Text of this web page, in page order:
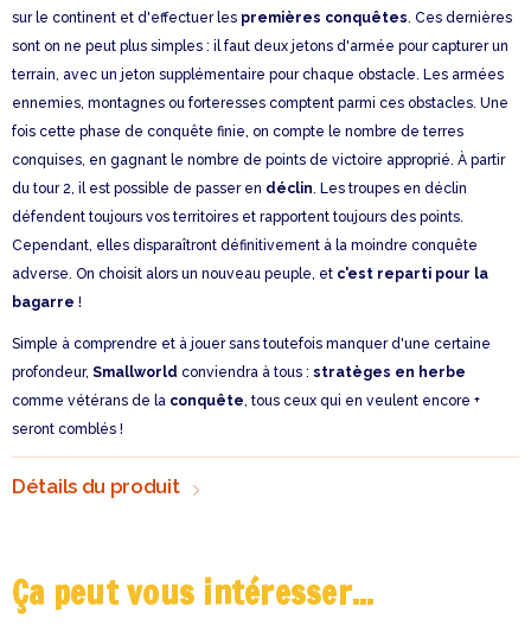
sur le continent et d'effectuer les premières conquêtes. Ces dernières
sont on ne peut plus simples : il faut deux jetons d'armée pour capturer un
terrain, avec un jeton supplémentaire pour chaque obstacle. Les armées
ennemies, montagnes ou forteresses comptent parmi ces obstacles. Une
fois cette phase de conquête finie, on compte le nombre de terres
conquises, en gagnant le nombre de points de victoire approprié. À partir
du tour 2, il est possible de passer en déclin. Les troupes en déclin
défendent toujours vos territoires et rapportent toujours des points.
Cependant, elles disparaîtront définitivement à la moindre conquête
adverse. On choisit alors un nouveau peuple, et c'est reparti pour la
bagarre !
Simple à comprendre et à jouer sans toutefois manquer d'une certaine
profondeur, Smallworld conviendra à tous : stratèges en herbe
comme vétérans de la conquête, tous ceux qui en veulent encore +
seront comblés !
Détails du produit
Ça peut vous intéresser...